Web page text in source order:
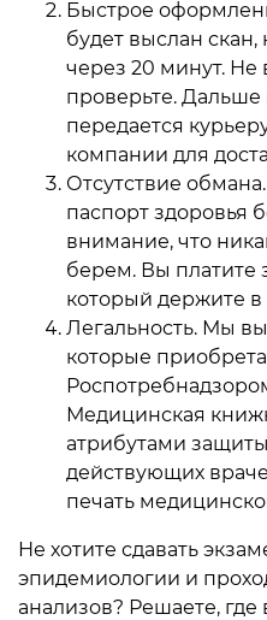
Быстрое
будет выслан скан,
через 20 минут. Не
проверьте.
передается
компании для
Отсутствие
паспорт здоровья
внимание, что
берем. Вы платите
который держите в
Легальность. Мы
которые
Медицинская
атрибутами
действующих
печать
Не хотите сдавать
эпидемиологии и
анализов? Решаете, где